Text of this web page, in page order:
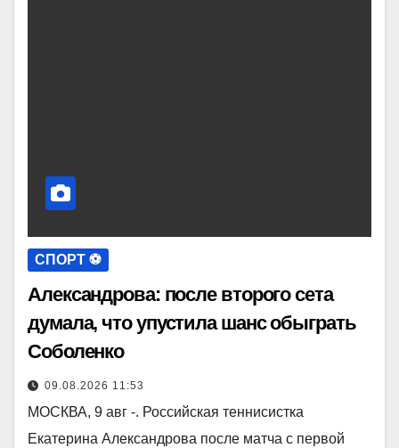
СПОРТ ⚽️
Александрова: после второго сета
думала, что упустила шанс обыграть
Соболенко
09.08.2026 11:53
МОСКВА, 9 авг -. Российская теннисистка
Екатерина Александрова после матча с первой